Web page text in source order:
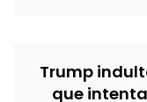
Trump
que